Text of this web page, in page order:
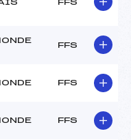
FFS
FFS
FFS
FFS